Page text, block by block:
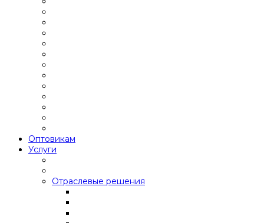
Оптовикам
Услуги
Отраслевые решения